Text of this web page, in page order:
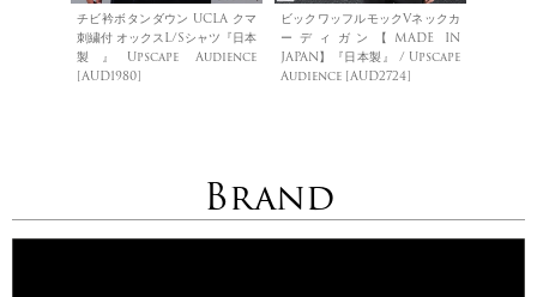
チビ衿ボタンダウン UCLA クマ
刺繍付 オックスL/Sシャツ『日本
製』Upscape Audience
[AUD1980]
ビックワッフルモックVネックカ
ーディガン【MADE IN
JAPAN】『日本製』 / Upscape
Audience [AUD2724]
Brand